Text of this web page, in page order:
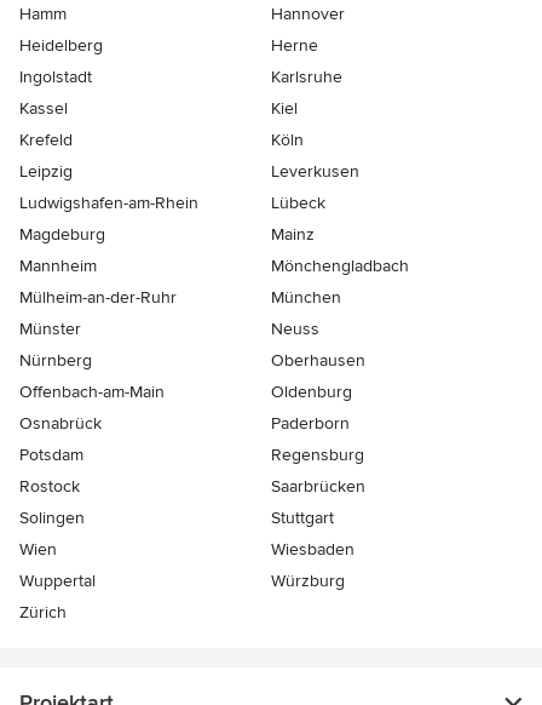
Hamm
Hannover
Heidelberg
Herne
Ingolstadt
Karlsruhe
Kassel
Kiel
Krefeld
Köln
Leipzig
Leverkusen
Ludwigshafen-am-Rhein
Lübeck
Magdeburg
Mainz
Mannheim
Mönchen­gladbach
Mülheim-an-der-Ruhr
München
Münster
Neuss
Nürnberg
Oberhausen
Offenbach-am-Main
Oldenburg
Osnabrück
Paderborn
Potsdam
Regensburg
Rostock
Saarbrücken
Solingen
Stuttgart
Wien
Wiesbaden
Wuppertal
Würzburg
Zürich